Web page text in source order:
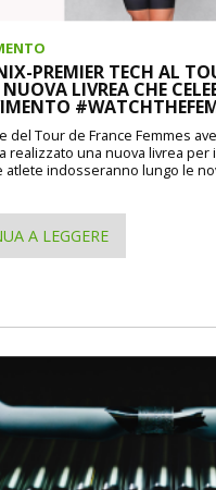
PREMIER TECH AL
NUOVA LIVREA CHE
del Tour de France Femmes
realizzato una nuova livrea
atlete indosseranno lungo le
A LEGGERE